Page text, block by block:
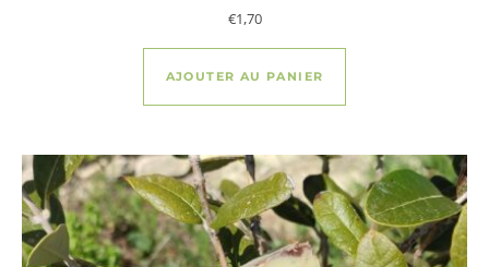
€1,70
AJOUTER AU PANIER